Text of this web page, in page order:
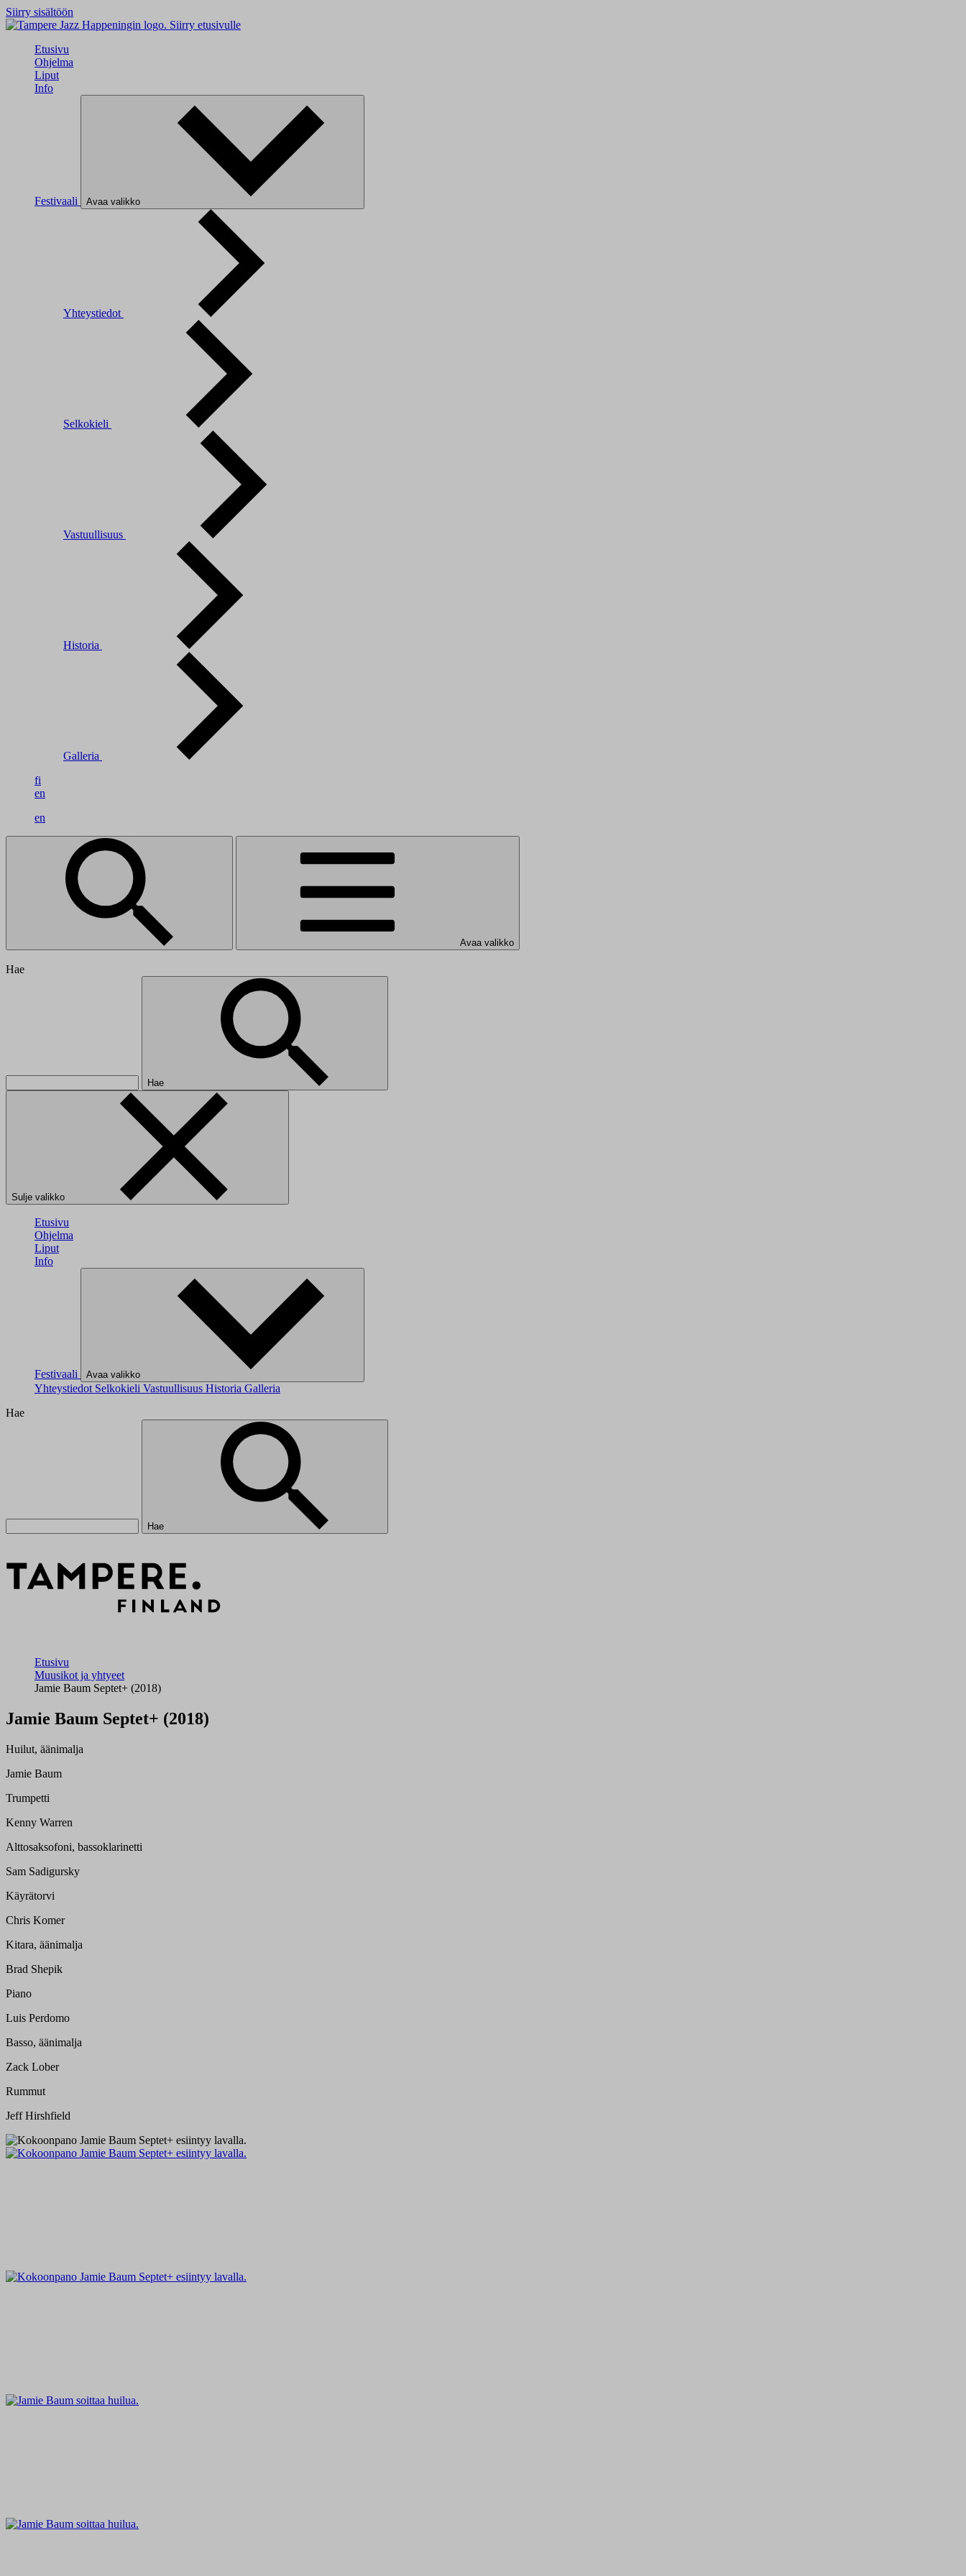
Siirry sisältöön
Siirry etusivulle
Etusivu
Ohjelma
Liput
Info
Festivaali Avaa valikko
Yhteystiedot
Selkokieli
Vastuullisuus
Historia
Galleria
fi
en
en
Avaa valikko
Hae
Hae
Sulje valikko
Etusivu
Ohjelma
Liput
Info
Festivaali Avaa valikko
Yhteystiedot Selkokieli Vastuullisuus Historia Galleria
Hae
Hae
Etusivu
Muusikot ja yhtyeet
Jamie Baum Septet+ (2018)
Jamie Baum Septet+ (2018)
Huilut, äänimalja
Jamie Baum
Trumpetti
Kenny Warren
Alttosaksofoni, bassoklarinetti
Sam Sadigursky
Käyrätorvi
Chris Komer
Kitara, äänimalja
Brad Shepik
Piano
Luis Perdomo
Basso, äänimalja
Zack Lober
Rummut
Jeff Hirshfield